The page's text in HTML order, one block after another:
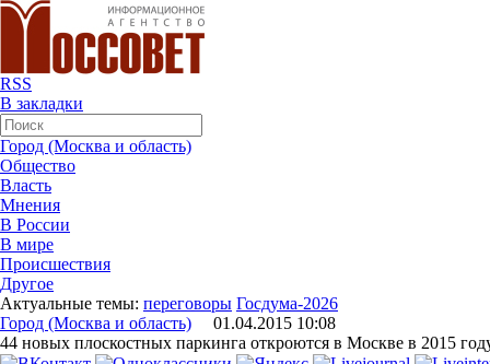
RSS
В закладки
Город (Москва и область)
Общество
Власть
Мнения
В России
В мире
Происшествия
Другое
Актуальные темы: переговоры Госдума-2026
Город (Москва и область) 01.04.2015 10:08
44 новых плоскостных паркинга откроются в Москве в 2015